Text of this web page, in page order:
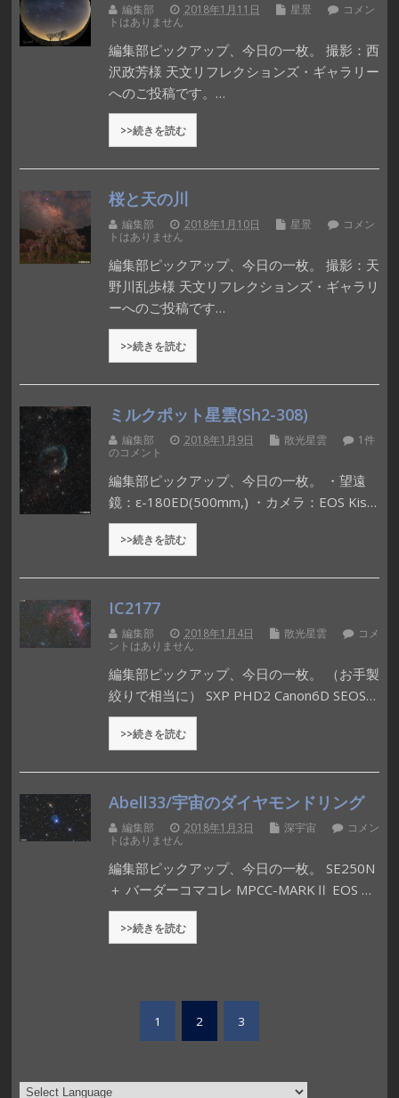
編集部 2018年1月11日 星景
コメン
トはありません
編集部ピックアップ、今日の一枚。 撮影：西
沢政芳様 天文リフレクションズ・ギャラリー
へのご投稿です。…
>>続きを読む
桜と天の川
編集部 2018年1月10日 星景
コメン
トはありません
編集部ピックアップ、今日の一枚。 撮影：天
野川乱歩様 天文リフレクションズ・ギャラリ
ーへのご投稿です…
>>続きを読む
ミルクポット星雲(Sh2-308)
編集部 2018年1月9日 散光星雲
1件
のコメント
編集部ピックアップ、今日の一枚。 ・望遠
鏡：ε-180ED(500mm,) ・カメラ：EOS Kis…
>>続きを読む
IC2177
編集部 2018年1月4日 散光星雲
コメ
ントはありません
編集部ピックアップ、今日の一枚。 （お手製
絞りで相当に） SXP PHD2 Canon6D SEOS…
>>続きを読む
Abell33/宇宙のダイヤモンドリング
編集部 2018年1月3日 深宇宙
コメン
トはありません
編集部ピックアップ、今日の一枚。 SE250N
＋ バーダーコマコレ MPCC-MARKⅡ EOS …
>>続きを読む
1 2 3